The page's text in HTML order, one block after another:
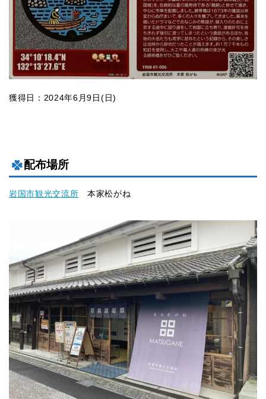
獲得日：2024年6月9日(日)
配布場所
岩国市観光交流所 本家松がね